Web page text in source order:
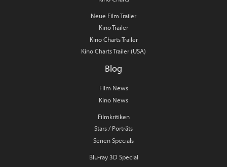
Neue Film Trailer
Kino Trailer
Kino Charts Trailer
Kino Charts Trailer (USA)
Blog
Film News
Kino News
Filmkritiken
Stars / Porträts
Serien Specials
Blu-ray 3D Special